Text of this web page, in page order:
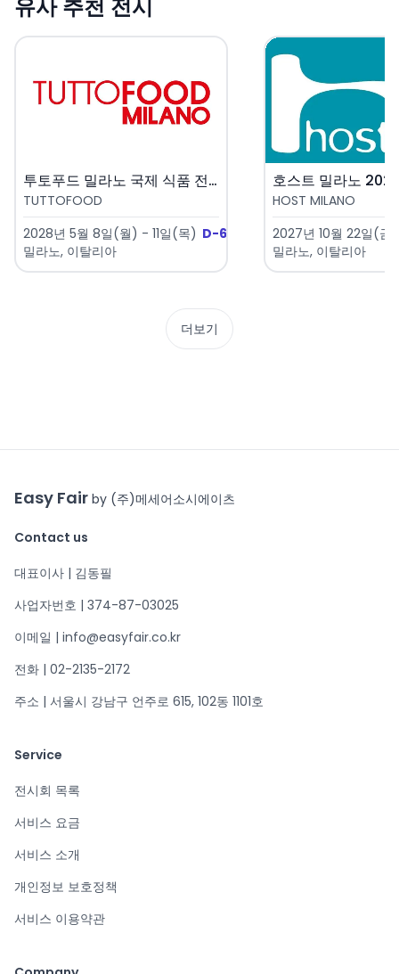
유사 추천 전시
투토푸드 밀라노 국제 식품 전시회..
TUTTOFOOD
2028년 5월 8일(월) - 11일(목) D-641
밀라노, 이탈리아
호스트 밀라노
HOST MILANO
2027년 10월 22일(
밀라노, 이탈리아
더보기
Easy Fair by (주)메세어소시에이츠
Contact us
대표이사 | 김동필
사업자번호 | 374-87-03025
이메일 | info@easyfair.co.kr
전화 | 02-2135-2172
주소 | 서울시 강남구 언주로 615, 102동 1101호
Service
전시회 목록
서비스 요금
서비스 소개
개인정보 보호정책
서비스 이용약관